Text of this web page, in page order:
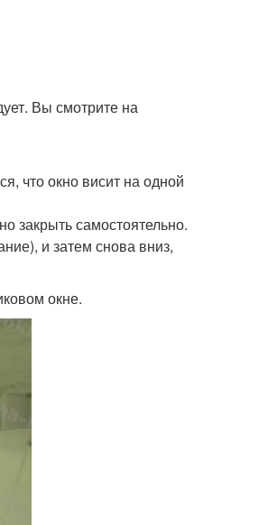
Вы смотрите на
что окно висит на одной
закрыть самостоятельно.
и затем снова вниз,
окне.